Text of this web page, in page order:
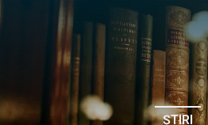
Despre Facultate
ȘTIRI